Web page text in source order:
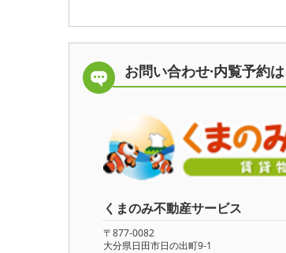
お問い合わせ·内覧予約は
くまのみ不動産サービス
〒877-0082
大分県日田市日の出町9-1